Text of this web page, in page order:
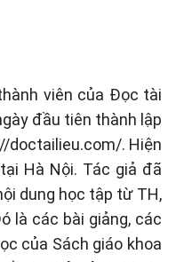
viên của Đọc tài
đầu tiên thành lập
doctailieu.com/. Hiện
Hà Nội. Tác giả đã
dung học tập từ TH,
là các bài giảng, các
của Sách giáo khoa